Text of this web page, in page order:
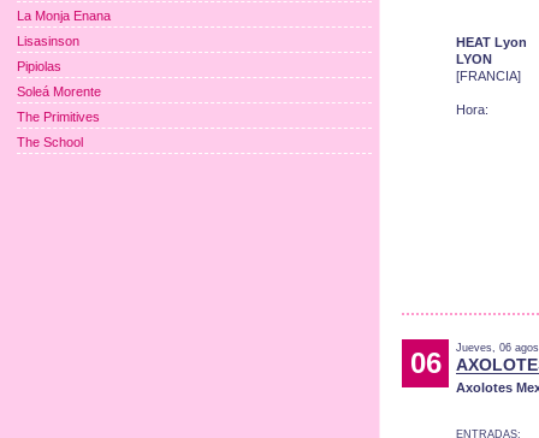
HEAT Lyon
LYON
[FRANCIA]
Hora:
06 Jueves, 06
Axolotes
ENTRADAS:
La Monja Enana
Lisasinson
Pipiolas
Soleá Morente
The Primitives
The School